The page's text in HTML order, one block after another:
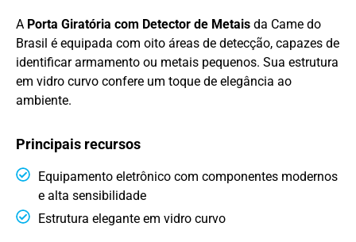
A Porta Giratória com Detector de Metais da Came do
Brasil é equipada com oito áreas de detecção, capazes de
identificar armamento ou metais pequenos. Sua estrutura
em vidro curvo confere um toque de elegância ao
ambiente.
Principais recursos
Equipamento eletrônico com componentes modernos
e alta sensibilidade
Estrutura elegante em vidro curvo